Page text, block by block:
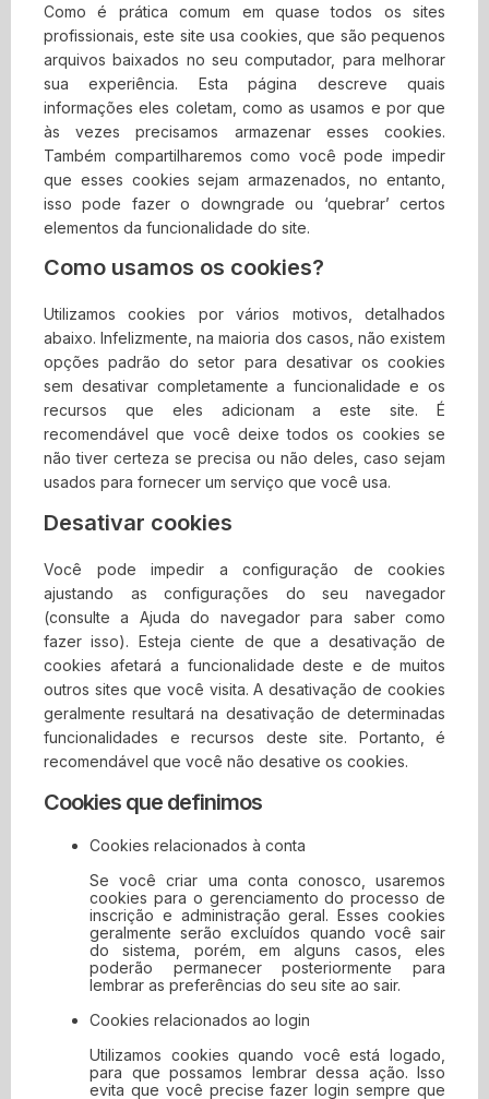
Como é prática comum em quase todos os sites
profissionais, este site usa cookies, que são pequenos
arquivos baixados no seu computador, para melhorar
sua experiência. Esta página descreve quais
informações eles coletam, como as usamos e por que
às vezes precisamos armazenar esses cookies.
Também compartilharemos como você pode impedir
que esses cookies sejam armazenados, no entanto,
isso pode fazer o downgrade ou ‘quebrar’ certos
elementos da funcionalidade do site.
Como usamos os cookies?
Utilizamos cookies por vários motivos, detalhados
abaixo. Infelizmente, na maioria dos casos, não existem
opções padrão do setor para desativar os cookies
sem desativar completamente a funcionalidade e os
recursos que eles adicionam a este site. É
recomendável que você deixe todos os cookies se
não tiver certeza se precisa ou não deles, caso sejam
usados para fornecer um serviço que você usa.
Desativar cookies
Você pode impedir a configuração de cookies
ajustando as configurações do seu navegador
(consulte a Ajuda do navegador para saber como
fazer isso). Esteja ciente de que a desativação de
cookies afetará a funcionalidade deste e de muitos
outros sites que você visita. A desativação de cookies
geralmente resultará na desativação de determinadas
funcionalidades e recursos deste site. Portanto, é
recomendável que você não desative os cookies.
Cookies que definimos
Cookies relacionados à conta
Se você criar uma conta conosco, usaremos
cookies para o gerenciamento do processo de
inscrição e administração geral. Esses cookies
geralmente serão excluídos quando você sair
do sistema, porém, em alguns casos, eles
poderão permanecer posteriormente para
lembrar as preferências do seu site ao sair.
Cookies relacionados ao login
Utilizamos cookies quando você está logado,
para que possamos lembrar dessa ação. Isso
evita que você precise fazer login sempre que
e, por este meio, isenta e nega todas as outras
garantias, incluindo, sem limitação, garantias
implícitas ou condições de comercialização,
adequação a um fim específico ou não violação
de propriedade intelectual ou outra violação de
direitos.
Além disso, o Contabilidade Digital não garante
ou faz qualquer representação relativa à
precisão, aos resultados prováveis ​​ou à
confiabilidade do uso dos materiais em seu site
ou de outra forma relacionado a esses materiais
ou em sites vinculados a este site.
4. Limitações
Em nenhum caso o Contabilidade Digital ou seus
fornecedores serão responsáveis ​​por quaisquer
danos (incluindo, sem limitação, danos por perda de
dados ou lucro ou devido a interrupção dos negócios)
decorrentes do uso ou da incapacidade de usar os
materiais em Contabilidade Digital, mesmo que
Contabilidade Digital ou um representante autorizado
oralmente ou por escrito da possibilidade de tais
danos. Como algumas jurisdições não permitem
limitações em garantias implícitas, ou limitações de
responsabilidade por danos consequentes ou
incidentais, essas limitações podem não se aplicar a
você.
5. Precisão dos materiais
podem incluir erros técnicos, tipográficos ou
qualquer material em seu site seja preciso, completo
ou atual. Contabilidade Digital pode fazer alterações
nos materiais contidos em seu site a qualquer
momento, sem aviso prévio. No entanto, Contabilidade
Digital não se compromete a atualizar os materiais.
6. Links
vinculados ao seu site e não é responsável pelo
conteúdo de nenhum site vinculado. A inclusão de